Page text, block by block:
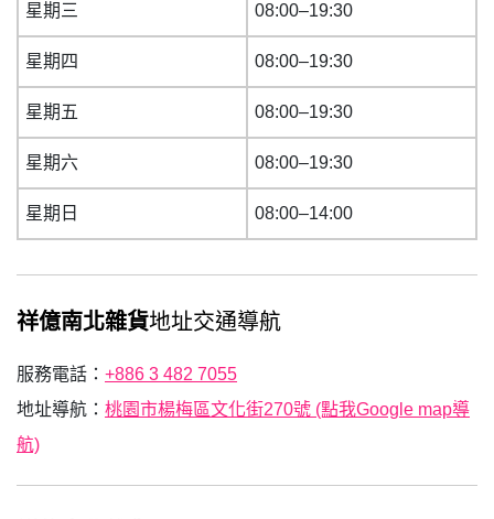
星期三 08:00–19:30
星期四 08:00–19:30
星期五 08:00–19:30
星期六 08:00–19:30
星期日 08:00–14:00
祥億南北雜貨地址交通導航
服務電話： +886 3 482 7055
地址導航： 桃園市楊梅區文化街270號 (點我Google map導
航)